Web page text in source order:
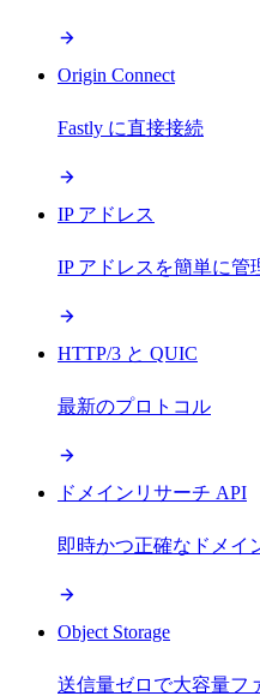
Origin Connect
Fastly に直接接続
IP アドレス
IP アドレスを簡単に管
HTTP/3 と QUIC
最新のプロトコル
ドメインリサーチ API
即時かつ正確なドメイ
Object Storage
送信量ゼロで大容量フ